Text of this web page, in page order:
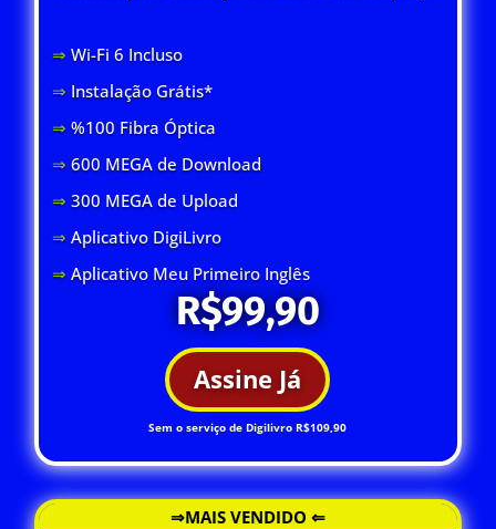
⇒ Wi-Fi 6 Incluso
⇒ Instalação Grátis*
⇒ %100 Fibra Óptica
⇒ 600 MEGA de Download
⇒300 MEGA de Upload
⇒Aplicativo DigiLivro
⇒Aplicativo Meu Primeiro Inglês
R$99,90
Assine Já
Sem o serviço de Digilivro R$109,90
⇒MAIS VENDIDO ⇐